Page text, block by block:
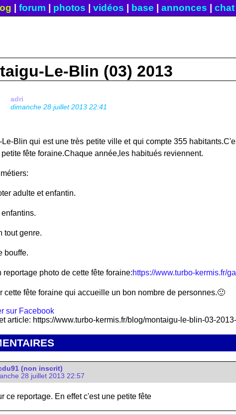
forum photos vidéos base annonces chat
Le-Blin (03) 2013
adri
dimanche 28 juillet 2013 22:41
Le-Blin qui est une très petite ville et qui compte 355
fête foraine.Chaque année,les habitués reviennent.
adulte et enfantin.
tout genre.
bouffe.
reportage photo de cette fête foraine:https://www.turbo-kermis.fr/
cette fête foraine qui accueille un bon nombre de personnes.🙂
article: https://www.turbo-kermis.fr/blog/montaigu-le-blin-03-
(non inscrit)
28 juillet 2013 22:57
ce reportage. En effet c'est une petite fête